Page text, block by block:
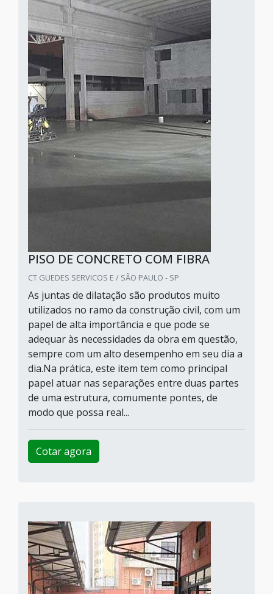
PISO DE CONCRETO COM FIBRA
CT GUEDES SERVICOS E / SÃO PAULO - SP
As juntas de dilatação são produtos muito
utilizados no ramo da construção civil, com um
papel de alta importância e que pode se
adequar às necessidades da obra em questão,
sempre com um alto desempenho em seu dia a
dia.Na prática, este item tem como principal
papel atuar nas separações entre duas partes
de uma estrutura, comumente pontes, de
modo que possa real...
Cotar agora